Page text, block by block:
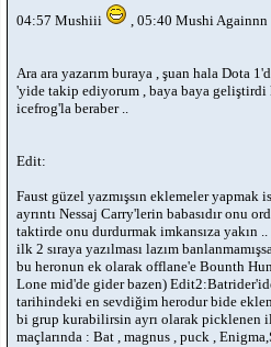
04:57 Mushiii , 05:40 Mushi
Ara ara yazarım buraya , şuan hala Dota
'yide takip ediyorum , baya baya
icefrog'la beraber ..
Edit:
Faust güzel yazmışsın eklemeler yapmak
ayrıntı Nessaj Carry'lerin babasıdır onu
taktirde onu durdurmak imkansıza yakın
ilk 2 sıraya yazılması lazım
bu heronun ek olarak offlane'e Bounth
Lone mid'de gider bazen)
tarihindeki en sevdiğim herodur bide
bi grup kurabilirsin ayrı olarak picklenen
maçlarında : Bat , magnus , puck ,